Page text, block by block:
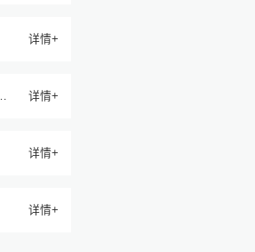
详情+
详情+
详情+
详情+